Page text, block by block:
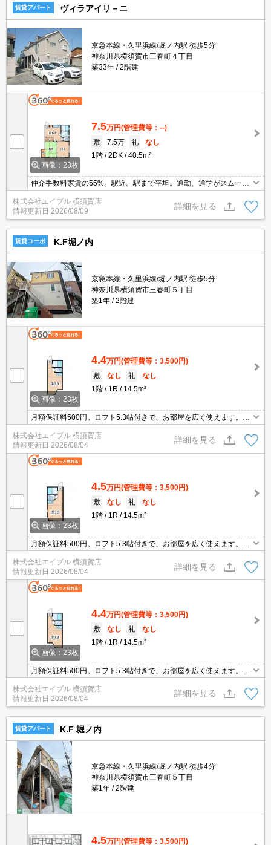
賃貸アパート ヴィラアイリ－ニ
京急本線・久里浜線/堀ノ内駅 徒歩5分
神奈川県横須賀市三春町４丁目
築33年
2階建
画像：23枚
7.5万円(管理費等：--)
敷
7.5万 礼
なし
1階
2DK 40.5m²
仲介手数料家賃の55%。駅近。駅まで平坦。通勤、通学がスムー
ト決済可。オンライン内見対応可。引越指定業者あり。
株式会社エイブル 横須賀店
情報更新日 2026/08/09
詳細を見る
賃貸コーポ K.F堀ノ内
京急本線・久里浜線/堀ノ内駅 徒歩5分
神奈川県横須賀市三春町５丁目
築1年
2階建
画像：23枚
4.4万円(管理費等：3,500円)
敷
なし 礼
なし
1階
1R 14.5m²
月額保証料500円。ロフト5.3帖付きで、お部屋を広く使えます。お
家賃下がりました。保証委託料（賃料総額に対し、初回額50％、月
額2％）。
株式会社エイブル 横須賀店
情報更新日 2026/08/04
詳細を見る
画像：23枚
4.5万円(管理費等：3,500円)
敷
なし 礼
なし
1階
1R 14.5m²
月額保証料500円。ロフト5.3帖付きで、お部屋を広く使えます。お
家賃下がりました。保証委託料（賃料総額に対し、初回額50％、月
額2％）。
株式会社エイブル 横須賀店
情報更新日 2026/08/04
詳細を見る
画像：23枚
4.4万円(管理費等：3,500円)
敷
なし 礼
なし
1階
1R 14.5m²
月額保証料500円。ロフト5.3帖付きで、お部屋を広く使えます。お
家賃下がりました。保証委託料（賃料総額に対し、初回額50％、月
額2％）。
株式会社エイブル 横須賀店
情報更新日 2026/08/04
詳細を見る
賃貸アパート K.F 堀ノ内
京急本線・久里浜線/堀ノ内駅 徒歩4分
神奈川県横須賀市三春町５丁目
築1年
2階建
4.5万円(管理費等：3,500円)